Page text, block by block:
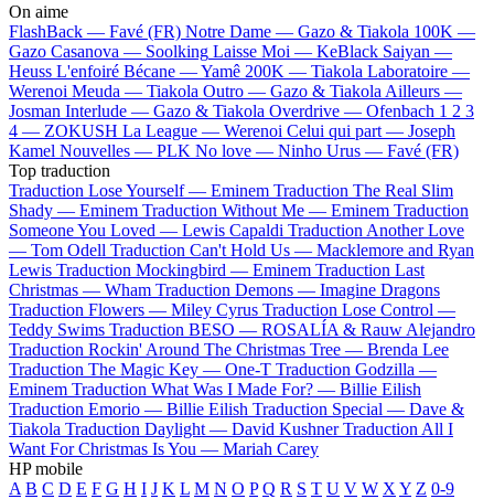
On aime
FlashBack — Favé (FR) Notre Dame — Gazo & Tiakola 100K —
Gazo Casanova — Soolking Laisse Moi — KeBlack Saiyan —
Heuss L'enfoiré Bécane —Yamê 200K — Tiakola Laboratoire —
Werenoi Meuda — Tiakola Outro — Gazo & Tiakola Ailleurs —
Josman Interlude — Gazo & Tiakola Overdrive — Ofenbach 1 2 3
4 — ZOKUSH La League — Werenoi Celui qui part — Joseph
Kamel Nouvelles — PLK No love — Ninho Urus — Favé (FR)
Top traduction
Traduction Lose Yourself — Eminem Traduction The Real Slim
Shady — Eminem Traduction Without Me — Eminem Traduction
Someone You Loved — Lewis Capaldi Traduction Another Love
— Tom Odell Traduction Can't Hold Us — Macklemore and Ryan
Lewis Traduction Mockingbird — Eminem Traduction Last
Christmas — Wham Traduction Demons — Imagine Dragons
Traduction Flowers — Miley Cyrus Traduction Lose Control —
Teddy Swims Traduction BESO — ROSALÍA & Rauw Alejandro
Traduction Rockin' Around The Christmas Tree — Brenda Lee
Traduction The Magic Key — One-T Traduction Godzilla —
Eminem Traduction What Was I Made For? — Billie Eilish
Traduction Emorio — Billie Eilish Traduction Special — Dave &
Tiakola Traduction Daylight — David Kushner Traduction All I
Want For Christmas Is You — Mariah Carey
HP mobile
A B C D E F G H I J K L M N O P Q R S T U V W X Y Z 0-9